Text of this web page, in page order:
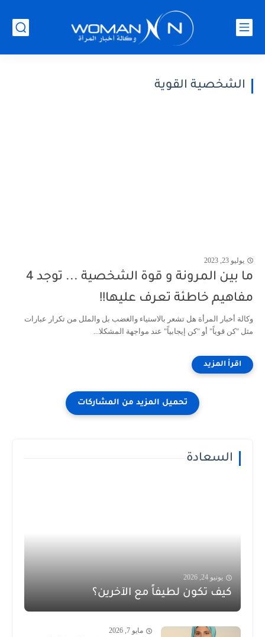
الشخصية القوية
يوليو 23, 2023
ما بين المرونة و قوة الشخصية ... توجد 4
مفاهيم خاطئة تعرف عليها!!
وكالة أخبار المرأة هل تشعر بالاستياء والغضب بل والملل من تكرار عبارات
مثل "كن قوياً" أو "كن إيجابياً" عند مواجهة المشكلا...
السعادة
يونيو 24, 2026
كيف تكون لطيفاً مع الآخرين؟
مايو 7, 2026